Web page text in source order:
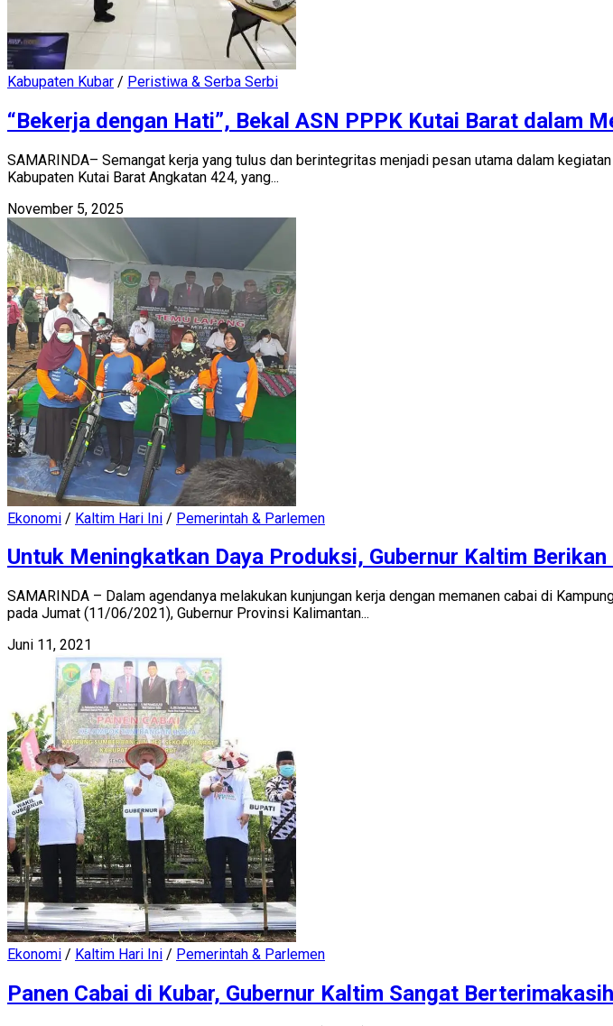
Kabupaten Kubar / Peristiwa & Serba Serbi
“Bekerja dengan Hati”, Bekal ASN PPPK Kutai Barat dalam
SAMARINDA– Semangat kerja yang tulus dan berintegritas menjadi pesan utama dalam
Kabupaten Kutai Barat Angkatan 424, yang...
November 5, 2025
Ekonomi / Kaltim Hari Ini / Pemerintah & Parlemen
Untuk Meningkatkan Daya Produksi, Gubernur Kaltim
SAMARINDA – Dalam agendanya melakukan kunjungan kerja dengan memanen cabai di
pada Jumat (11/06/2021), Gubernur Provinsi Kalimantan...
Juni 11, 2021
Ekonomi / Kaltim Hari Ini / Pemerintah & Parlemen
Panen Cabai di Kubar, Gubernur Kaltim Sangat